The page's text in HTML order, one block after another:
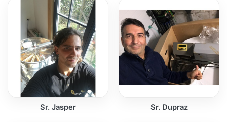
Sr. Jasper Sr. Dupraz